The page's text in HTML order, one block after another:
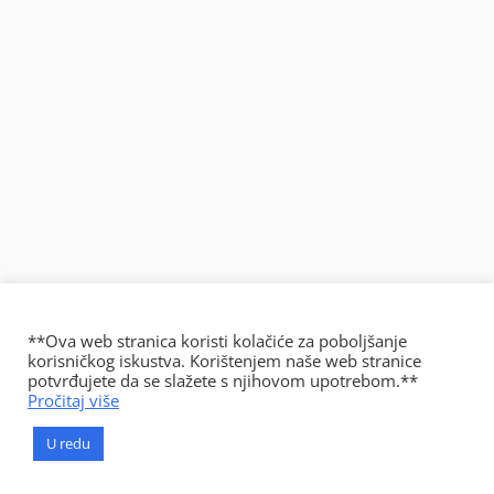
**Ova web stranica koristi kolačiće za poboljšanje
korisničkog iskustva. Korištenjem naše web stranice
potvrđujete da se slažete s njihovom upotrebom.**
Pročitaj više
U redu